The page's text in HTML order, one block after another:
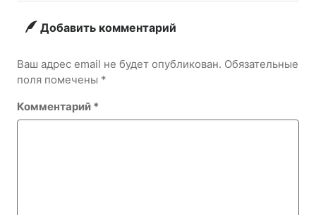
Добавить комментарий
Ваш адрес email не будет опубликован. Обязательные
поля помечены *
Комментарий *